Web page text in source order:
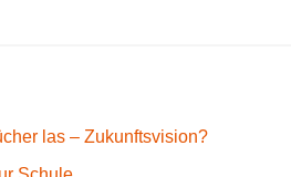
las – Zukunftsvision?